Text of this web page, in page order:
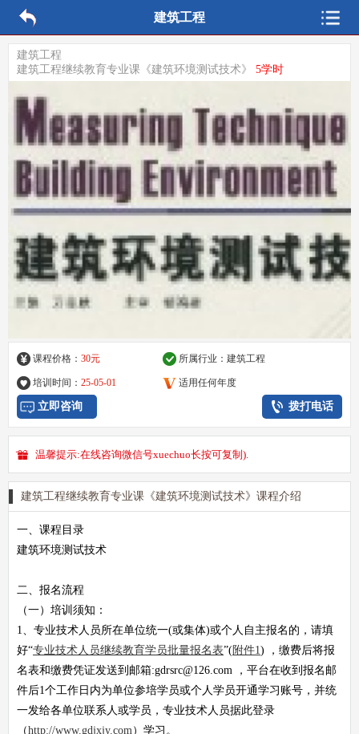
建筑工程
建筑工程
建筑工程继续教育专业课《建筑环境测试技术》 5学时
课程价格： 30元 所属行业：建筑工程
培训时间： 25-05-01 适用任何年度
立即咨询 拨打电话
温馨提示:在线咨询微信号xuechuo长按可复制).
建筑工程继续教育专业课《建筑环境测试技术》课程介绍
一、课程目录
建筑环境测试技术
二、报名流程
（一）培训须知：
1、专业技术人员所在单位统一(或集体)或个人自主报名的，请填
好“专业技术人员继续教育学员批量报名表”(附件1) ，缴费后将报
名表和缴费凭证发送到邮箱:gdrsrc@126.com ，平台在收到报名邮
件后1个工作日内为单位参培学员或个人学员开通学习账号，并统
一发给各单位联系人或学员，专业技术人员据此登录
（http://www.gdjxjy.com ）学习。